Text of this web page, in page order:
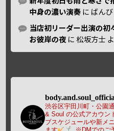
中身の濃い演奏 に ばんび
当店初リーダー出演の
お彼岸の夜 に松坂方士
渋谷区宇田川町・公園
& Soul の公式アカウン
ブスケジュールや新メ